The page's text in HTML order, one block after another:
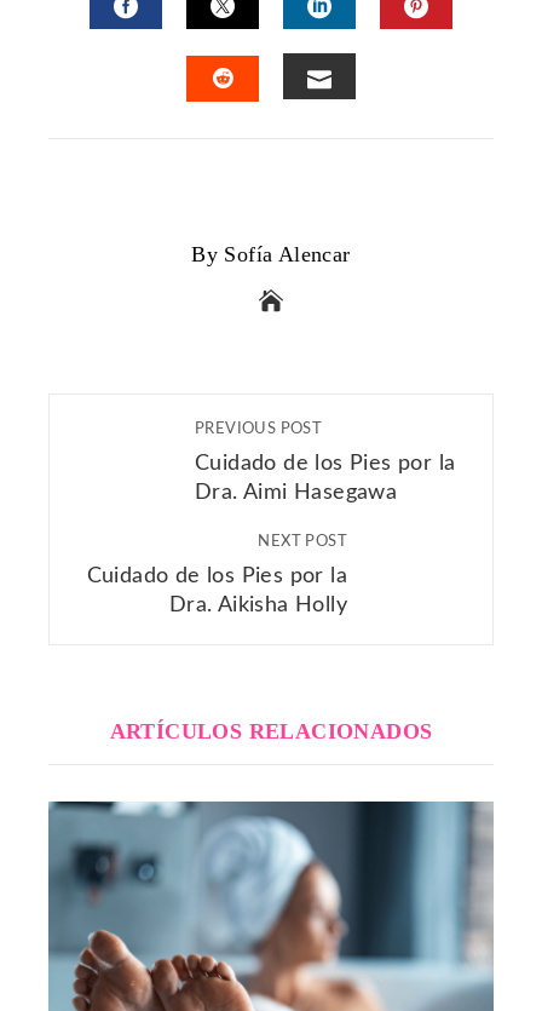
FACEBOOKTWITTERLINKEDIN
By Sofía Alencar
PREVIOUS POST
Cuidado de los Pies por la
Dra. Aimi Hasegawa
NEXT POST
Cuidado de los Pies por la
Dra. Aikisha Holly
ARTÍCULOS RELACIONADOS